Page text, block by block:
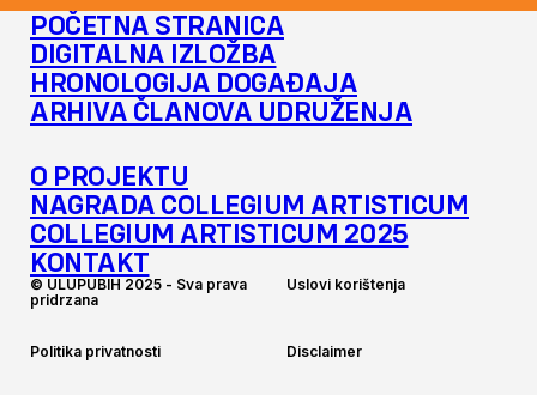
POČETNA STRANICA
DIGITALNA IZLOŽBA
HRONOLOGIJA DOGAĐAJA
ARHIVA ČLANOVA UDRUŽENJA
O PROJEKTU
NAGRADA COLLEGIUM ARTISTICUM
COLLEGIUM ARTISTICUM 2025
KONTAKT
© ULUPUBIH 2025 - Sva prava
pridrzana
Uslovi korištenja
Politika privatnosti Disclaimer